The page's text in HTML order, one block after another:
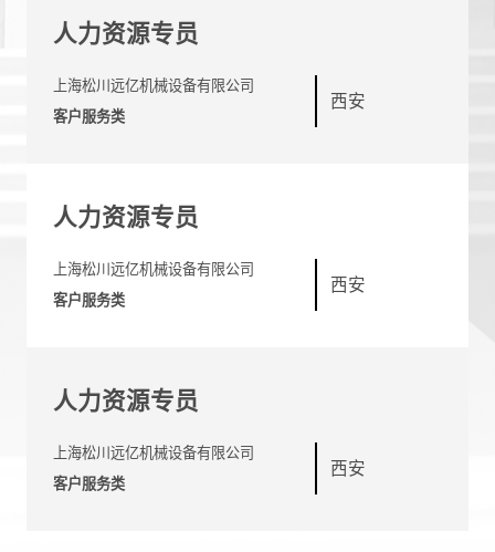
人力资源专员
上海松川远亿机械设备有限公司
客户服务类
西安
人力资源专员
上海松川远亿机械设备有限公司
客户服务类
西安
人力资源专员
上海松川远亿机械设备有限公司
客户服务类
西安